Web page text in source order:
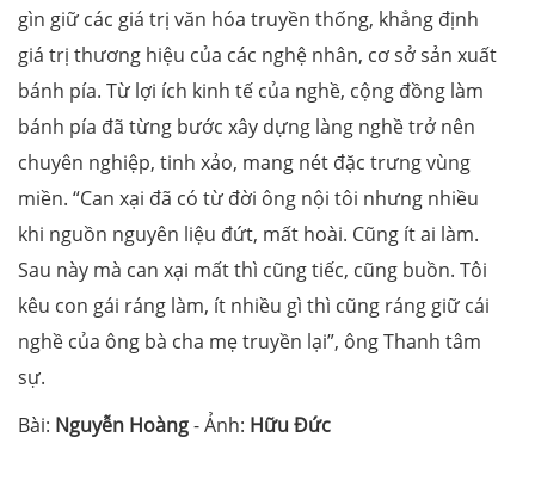
gìn giữ các giá trị văn hóa truyền thống, khẳng định
giá trị thương hiệu của các nghệ nhân, cơ sở sản xuất
bánh pía. Từ lợi ích kinh tế của nghề, cộng đồng làm
bánh pía đã từng bước xây dựng làng nghề trở nên
chuyên nghiệp, tinh xảo, mang nét đặc trưng vùng
miền. “Can xại đã có từ đời ông nội tôi nhưng nhiều
khi nguồn nguyên liệu đứt, mất hoài. Cũng ít ai làm.
Sau này mà can xại mất thì cũng tiếc, cũng buồn. Tôi
kêu con gái ráng làm, ít nhiều gì thì cũng ráng giữ cái
nghề của ông bà cha mẹ truyền lại”, ông Thanh tâm
sự.
Bài: Nguyễn Hoàng- Ảnh: Hữu Đức